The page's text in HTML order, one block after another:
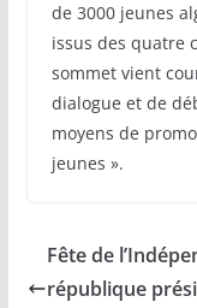
de 3000 jeunes
issus des quatre
sommet vient
dialogue et de
moyens de
jeunes ».
Fête de
république